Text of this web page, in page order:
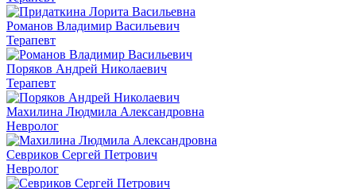
Романов Владимир Васильевич
Терапевт
Поряков Андрей Николаевич
Терапевт
Махилина Людмила Александровна
Невролог
Севриков Сергей Петрович
Невролог